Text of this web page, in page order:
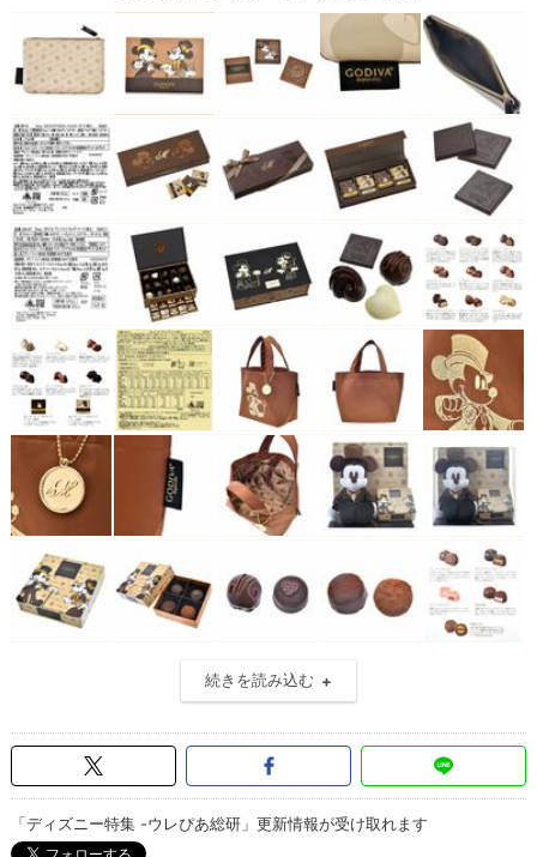
続きを読み込む
「ディズニー特集 -ウレぴあ総研」更新情報が受け取れます